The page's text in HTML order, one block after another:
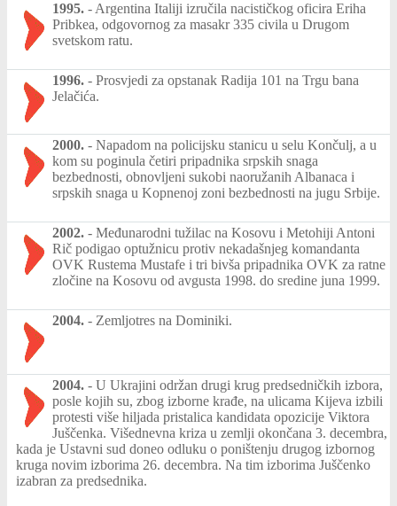
1995. - Argentina Italiji izručila nacističkog oficira Eriha
Pribkea, odgovornog za masakr 335 civila u Drugom
svetskom ratu.
1996. - Prosvjedi za opstanak Radija 101 na Trgu bana
Jelačića.
2000. - Napadom na policijsku stanicu u selu Končulj, a u
kom su poginula četiri pripadnika srpskih snaga
bezbednosti, obnovljeni sukobi naoružanih Albanaca i
srpskih snaga u Kopnenoj zoni bezbednosti na jugu Srbije.
2002. - Međunarodni tužilac na Kosovu i Metohiji Antoni
Rič podigao optužnicu protiv nekadašnjeg komandanta
OVK Rustema Mustafe i tri bivša pripadnika OVK za ratne
zločine na Kosovu od avgusta 1998. do sredine juna 1999.
2004. - Zemljotres na Dominiki.
2004. - U Ukrajini održan drugi krug predsedničkih izbora,
posle kojih su, zbog izborne krađe, na ulicama Kijeva izbili
protesti više hiljada pristalica kandidata opozicije Viktora
Juščenka. Višednevna kriza u zemlji okončana 3. decembra,
kada je Ustavni sud doneo odluku o poništenju drugog izbornog
kruga novim izborima 26. decembra. Na tim izborima Juščenko
izabran za predsednika.